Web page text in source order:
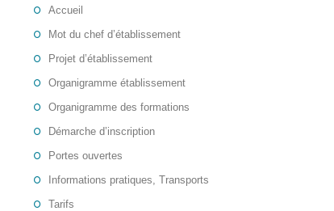
Accueil
Mot du chef d’établissement
Projet d’établissement
Organigramme établissement
Organigramme des formations
Démarche d’inscription
Portes ouvertes
Informations pratiques, Transports
Tarifs